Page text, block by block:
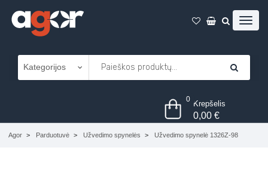
0 Krepšelis
0,00€
Agor Parduotuvė Užvedimo spynelės Užvedimo spynelė 1326Z-98